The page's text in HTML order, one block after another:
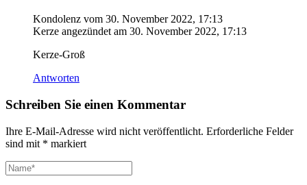
Kondolenz vom 30. November 2022, 17:13
Kerze angezündet am 30. November 2022, 17:13
Kerze-Groß
Antworten
Schreiben Sie einen Kommentar
Ihre E-Mail-Adresse wird nicht veröffentlicht. Erforderliche Felder
sind mit * markiert